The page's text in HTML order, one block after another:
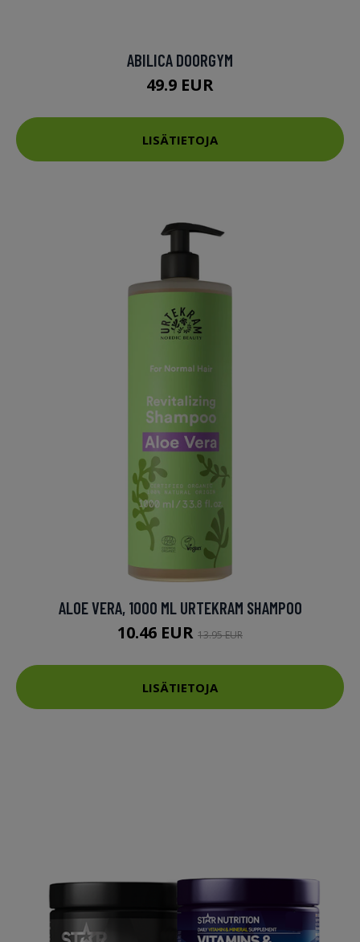
ABILICA DOORGYM
49.9 EUR
LISÄTIETOJA
ALOE VERA, 1000 ML URTEKRAM SHAMPOO
10.46 EUR 13.95 EUR
LISÄTIETOJA